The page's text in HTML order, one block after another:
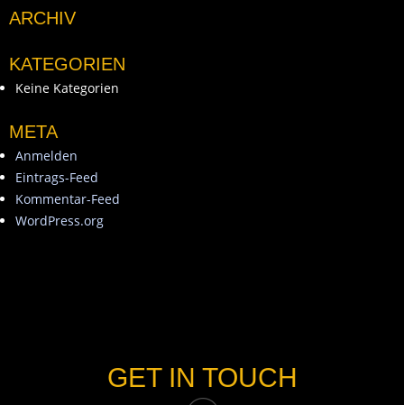
ARCHIV
KATEGORIEN
Keine Kategorien
META
Anmelden
Eintrags-Feed
Kommentar-Feed
WordPress.org
GET IN TOUCH